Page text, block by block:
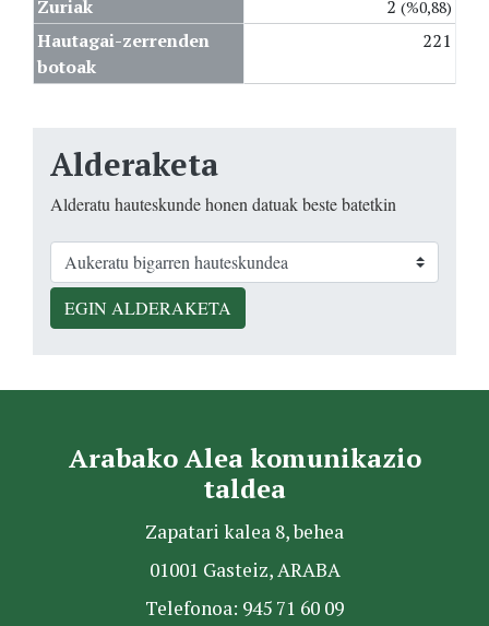
Zuriak 2 (%0,88)
Hautagai-zerrenden
botoak
221
Alderaketa
Alderatu hauteskunde honen datuak beste batetkin
EGIN ALDERAKETA
Arabako Alea komunikazio
taldea
Zapatari kalea 8, behea
01001 Gasteiz, ARABA
Telefonoa: 945 71 60 09